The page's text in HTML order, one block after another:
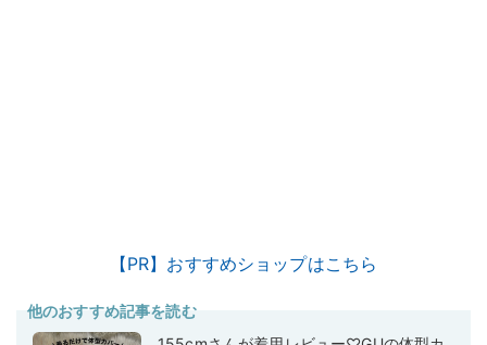
【PR】おすすめショップはこちら
他のおすすめ記事を読む